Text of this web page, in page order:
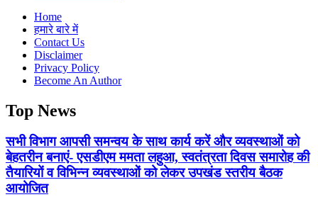
Home
हमारे बारे में
Contact Us
Disclaimer
Privacy Policy
Become An Author
Top News
सभी विभाग आपसी समन्वय के साथ कार्य करें और व्यवस्थाओं को
बेहतरीन बनाएं- एसडीएम ममता लहुआ, स्वतंत्रता दिवस समारोह की
तैयारियों व विभिन्न व्यवस्थाओं को लेकर उपखंड स्तरीय बैठक
आयोजित